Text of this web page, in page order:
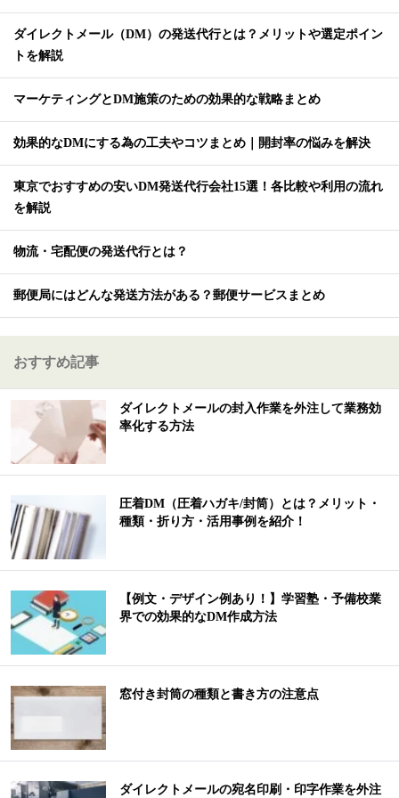
ダイレクトメール（DM）の発送代行とは？メリットや選定ポイン
トを解説
マーケティングとDM施策のための効果的な戦略まとめ
効果的なDMにする為の工夫やコツまとめ｜開封率の悩みを解決
東京でおすすめの安いDM発送代行会社15選！各比較や利用の流れ
を解説
物流・宅配便の発送代行とは？
郵便局にはどんな発送方法がある？郵便サービスまとめ
おすすめ記事
ダイレクトメールの封入作業を外注して業務効
率化する方法
圧着DM（圧着ハガキ/封筒）とは？メリット・
種類・折り方・活用事例を紹介！
【例文・デザイン例あり！】学習塾・予備校業
界での効果的なDM作成方法
窓付き封筒の種類と書き方の注意点
ダイレクトメールの宛名印刷・印字作業を外注